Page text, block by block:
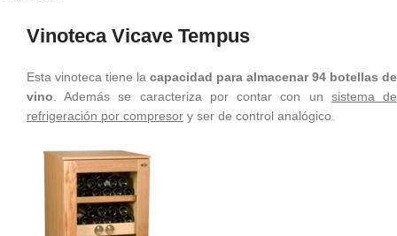
Vinoteca Vicave Tempus
Esta vinoteca tiene la capacidad para almacenar 94 botellas de
vino . Además se caracteriza por contar con un sistema de
refrigeración por compresor y ser de control analógico.